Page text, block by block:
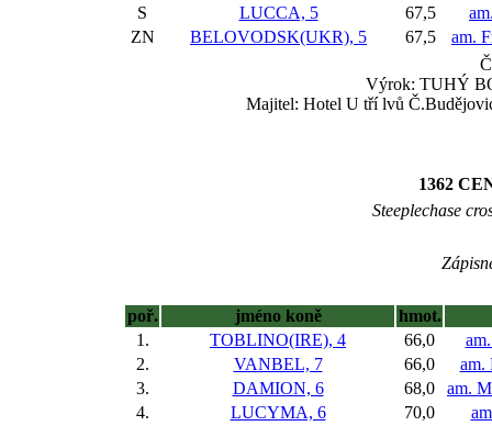
S
LUCCA, 5 67,5
ZN
BELOVODSK(UKR), 5 67,5
am.
Výrok: TUHÝ
Majitel: Hotel U tří lvů
1362
Steeplechase
poř. jméno koně
hmot.
1.
TOBLINO(IRE), 4 66,0
2.
VANBEL, 7 66,0
am.
3.
DAMION, 6 68,0
am.
4.
LUCYMA, 6 70,0